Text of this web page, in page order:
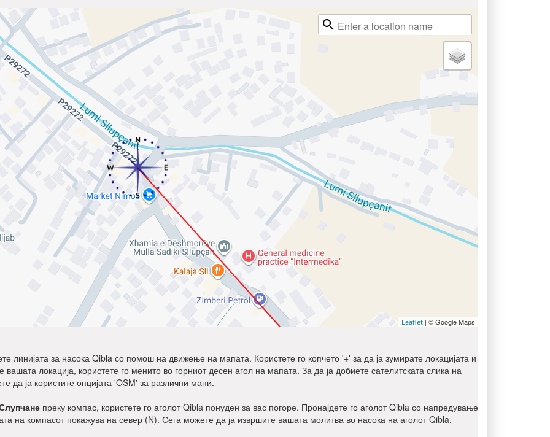
Leaflet | © Google Maps
линијата за насока Qibla со помош на движење на мапата. Користете го копчето '+' за да ја зумирате локацијата и
вашата локација, користете го менито во горниот десен агол на мапата. За да ја добиете сателитската слика на
да ја користите опцијата 'OSM' за различни мапи.
преку компас, користете го аголот Qibla понуден за вас погоре. Пронајдете го аголот Qibla со напредување
на компасот покажува на север (N). Сега можете да ја извршите вашата молитва во насока на аголот Qibla.